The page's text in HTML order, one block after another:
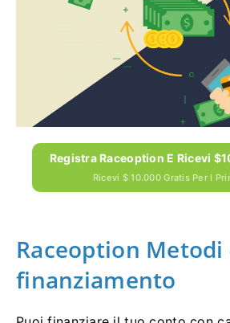
Registra Raceoption E Ricevi
Ricevi $ 10.000 Gratis Per I
Raceoption Metodi
finanziamento